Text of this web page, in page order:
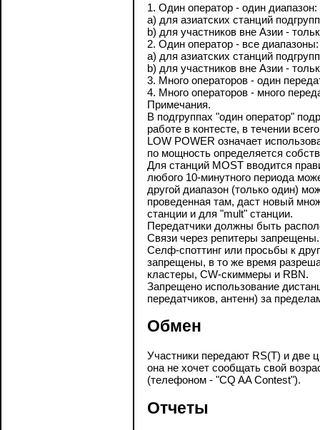
1. Один оператор - один диапазон:
a) для азиатских станций
b) для участников вне Азии -
2. Один оператор - все диапазоны:
a) для азиатских станций
b) для участников вне Азии -
3. Много операторов - один
4. Много операторов - много
Примечания.
В подгруппах "один оператор"
работе в контесте, в течении
LOW POWER означает
по мощность определяется
Для станций MOST вводится
любого 10-минутного периода
другой диапазон (только один)
проведенная там, даст новый
станции и для "mult" станции.
Передатчики должны быть
Связи через репитеры запрещены.
Селф-споттинг или просьбы к
запрещены, в то же время
кластеры, CW-скиммеры и RBN.
Запрещено использование
передатчиков, антенн) за
Обмен
Участники передают RS(T) и две
она не хочет сообщать свой
(телефоном - "CQ AA Contest").
Отчеты